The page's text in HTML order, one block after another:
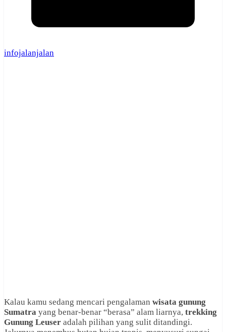
infojalanjalan
Kalau kamu sedang mencari pengalaman wisata gunung
Sumatra yang benar-benar “berasa” alam liarnya, trekking
Gunung Leuser adalah pilihan yang sulit ditandingi.